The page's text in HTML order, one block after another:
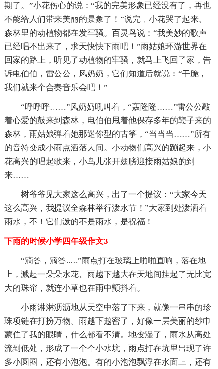
期了。”小花伤心的说：“我的完美形象已经没有了，再也
不能给人们带来美丽的景象了！”说完，小花哭了起来。
森林里的动植物都在发牢骚。百灵鸟说：“我美妙的歌声
已经唱不出来了，求天快快下雨吧！”雨姑娘环游世界在
回家的路上，听见了动植物的牢骚，就马上飞回了家，告
诉电伯伯，雷公公，风奶奶，它们知道后就说：“干脆，
我们就来个合奏音乐会吧！”
“呼呼呼……”风奶奶吼叫着，“轰隆隆……”雷公公敲
着心爱的鼓来到森林，电伯伯甩着他保存多年的鞭子来的
森林，雨姑娘弹着她那迷你型的古筝，“当当当……”所有
的音符变成小雨点洒落人间。小动物们高兴的蹦起来，小
花高兴的唱起歌来，小鸟儿张开翅膀迎接雨姑娘的到
来……
树爷爷见大家这么高兴，出了一个提议：“大家今天
这么高兴，我提议全森林举行泼水节！”大家到处泼洒着
雨水，不！它们泼的不是雨水，是祝福！
下雨的时候小学四年级作文3
“滴答，滴答......”雨点打在玻璃上啪啪直响，落在地
上，溅起一朵朵水花。雨越下越大在天地间挂起了无比宽
大的珠帘，就连小草也在雨中颤抖着。
小雨淋淋沥沥地从天空中落了下来，就像一串串的珍
珠项链在打扮万物。雨越下越密了，好像一层美丽的纱巾
蒙住了我的眼睛，什么都看不清。地变湿了，雨水从高处
流到低处，形成了一个个小水坑，雨点打在坑里出现了许
多小圆圈，还有小泡泡。有的小泡泡飘浮在水面上，还有